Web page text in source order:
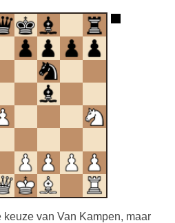
keuze van Van Kampen, maar